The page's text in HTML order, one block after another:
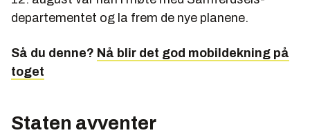
departementet og la frem de nye planene.
Så du denne? Nå blir det god mobildekning på
toget
Staten avventer